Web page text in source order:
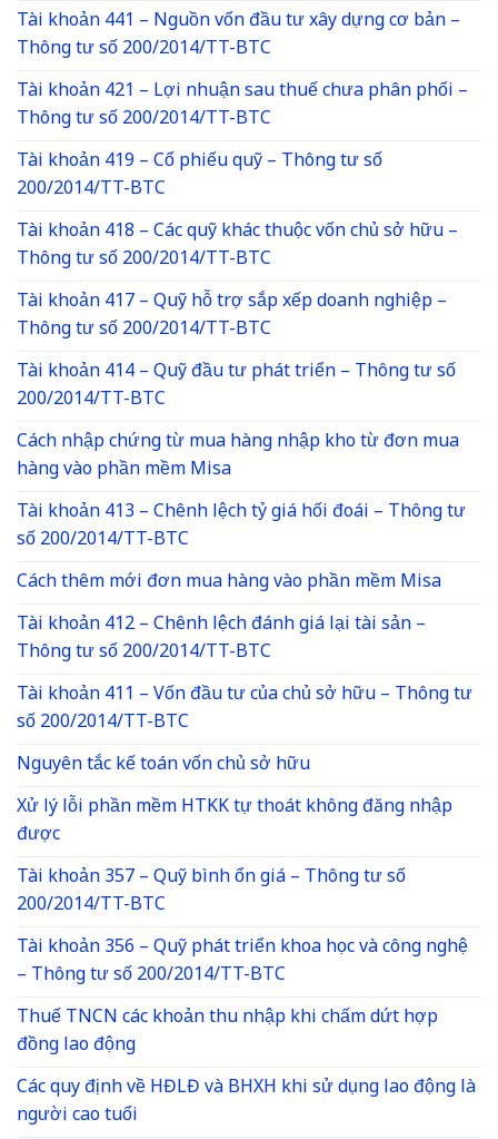
Tài khoản 441 – Nguồn vốn đầu tư xây dựng cơ bản –
Thông tư số 200/2014/TT-BTC
Tài khoản 421 – Lợi nhuận sau thuế chưa phân phối –
Thông tư số 200/2014/TT-BTC
Tài khoản 419 – Cổ phiếu quỹ – Thông tư số
200/2014/TT-BTC
Tài khoản 418 – Các quỹ khác thuộc vốn chủ sở hữu –
Thông tư số 200/2014/TT-BTC
Tài khoản 417 – Quỹ hỗ trợ sắp xếp doanh nghiệp –
Thông tư số 200/2014/TT-BTC
Tài khoản 414 – Quỹ đầu tư phát triển – Thông tư số
200/2014/TT-BTC
Cách nhập chứng từ mua hàng nhập kho từ đơn mua
hàng vào phần mềm Misa
Tài khoản 413 – Chênh lệch tỷ giá hối đoái – Thông tư
số 200/2014/TT-BTC
Cách thêm mới đơn mua hàng vào phần mềm Misa
Tài khoản 412 – Chênh lệch đánh giá lại tài sản –
Thông tư số 200/2014/TT-BTC
Tài khoản 411 – Vốn đầu tư của chủ sở hữu – Thông tư
số 200/2014/TT-BTC
Nguyên tắc kế toán vốn chủ sở hữu
Xử lý lỗi phần mềm HTKK tự thoát không đăng nhập
được
Tài khoản 357 – Quỹ bình ổn giá – Thông tư số
200/2014/TT-BTC
Tài khoản 356 – Quỹ phát triển khoa học và công nghệ
– Thông tư số 200/2014/TT-BTC
Thuế TNCN các khoản thu nhập khi chấm dứt hợp
đồng lao động
Các quy định về HĐLĐ và BHXH khi sử dụng lao động là
người cao tuổi